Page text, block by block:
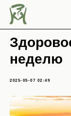
неделю
2025-05-07 02:49